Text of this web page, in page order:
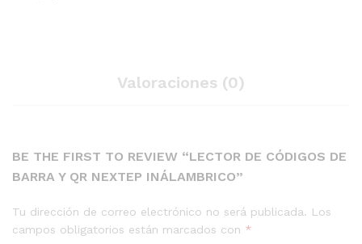
Valoraciones (0)
BE THE FIRST TO REVIEW “LECTOR DE CÓDIGOS DE
BARRA Y QR NEXTEP INÁLAMBRICO”
Tu dirección de correo electrónico no será publicada. Los
campos obligatorios están marcados con *